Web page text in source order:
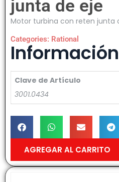
junta de eje
Motor turbina con reten junta
Categories: Rational
Clave de Artículo
3001.0434
AGREGAR AL CARRITO